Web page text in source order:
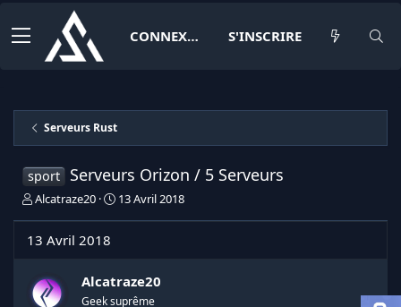
CONNEXION S'INSCRIRE
Serveurs Rust
sport Serveurs Orizon / 5 Serveurs
I
t
a
t
Alcatraze20
D
e
13 Avril 2018
13 Avril 2018
Alcatraze20
Geek suprême